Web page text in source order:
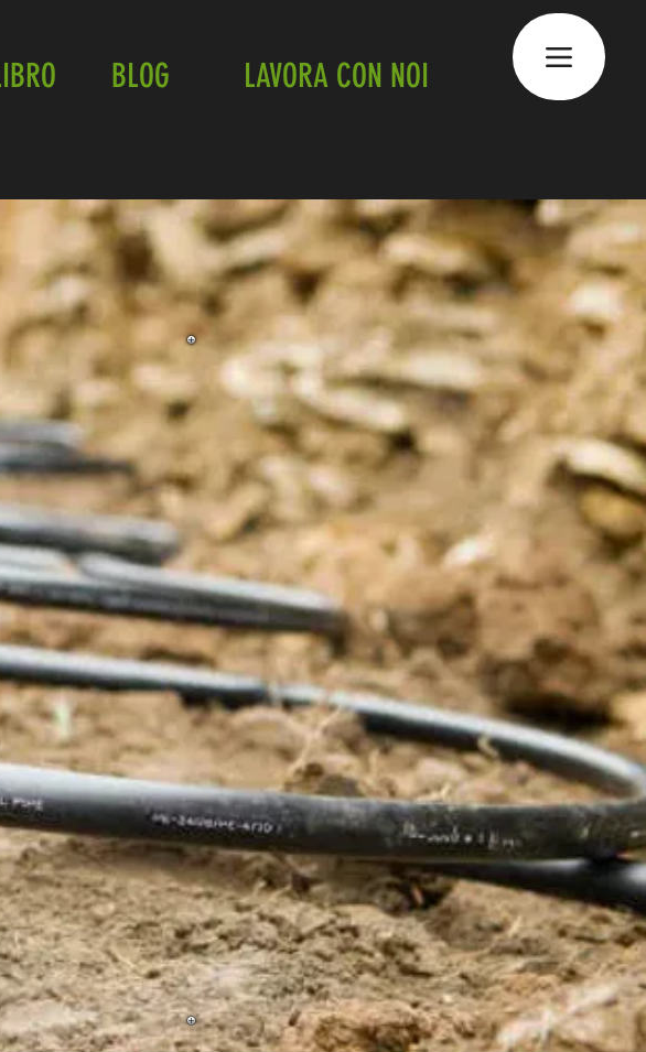
BLOG LAVORA CON NOI